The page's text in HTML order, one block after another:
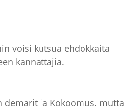
voisi kutsua ehdokkaita
kannattajia.
demarit ja Kokoomus, mutta